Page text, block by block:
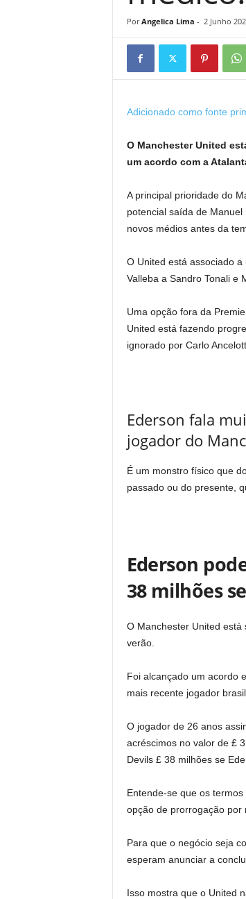
Por Angelica Lima - 2 Junho
Adicionado como fonte
O Manchester United
um acordo com a
A principal prioridade do
potencial saída de
novos médios antes da
O United está associado
Valleba a Sandro Tonali e
Uma opção fora da
United está fazendo
ignorado por Carlo
Ederson fala
jogador do
É um monstro físico que
passado ou do presente,
Ederson
38 milhões
O Manchester United
verão.
Foi alcançado um acordo
mais recente jogador
O jogador de 26 anos
acréscimos no valor de £
Devils £ 38 milhões se
Entende-se que os
opção de prorrogação por
Para que o negócio seja
esperam anunciar a
Isso mostra que o United